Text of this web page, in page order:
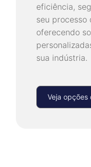
eficiência,
seu processo
oferecendo
sua indústria.
Veja opções